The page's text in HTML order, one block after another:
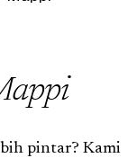
pintar? Kami